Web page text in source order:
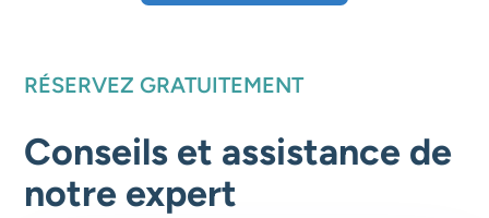
RÉSERVEZ GRATUITEMENT
Conseils et assistance de
notre expert